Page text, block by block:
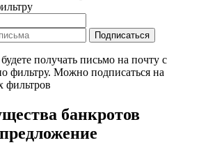
получать письмо на почту с
фильтру. Можно подписаться на
фильтров
банкротов